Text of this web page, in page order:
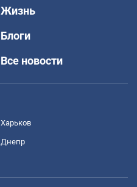
Жизнь
Блоги
Все новости
Харьков
Днепр